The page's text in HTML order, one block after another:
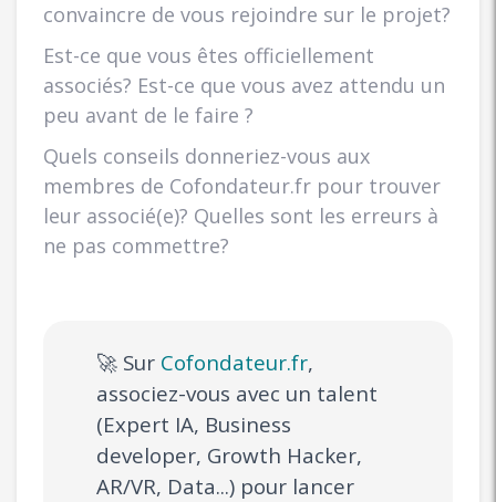
convaincre de vous rejoindre sur le projet?
Est-ce que vous êtes officiellement
associés? Est-ce que vous avez attendu un
peu avant de le faire ?
Quels conseils donneriez-vous aux
membres de Cofondateur.fr pour trouver
leur associé(e)? Quelles sont les erreurs à
ne pas commettre?
🚀 Sur Cofondateur.fr,
associez-vous avec un talent
(Expert IA, Business
developer, Growth Hacker,
AR/VR, Data...) pour lancer